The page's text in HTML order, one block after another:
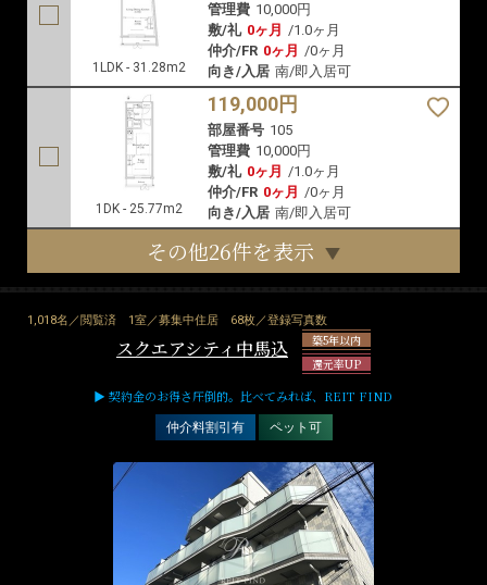
1LDK - 31.28m2
管理費 10,000円
敷/礼 0ヶ月 /1.0ヶ月
仲介/FR 0ヶ月 /0ヶ月
向き/入居 南/即入居可
1DK - 25.77m2
119,000円
部屋番号 105
管理費 10,000円
敷/礼 0ヶ月 /1.0ヶ月
仲介/FR 0ヶ月 /0ヶ月
向き/入居 南/即入居可
その他26件を表示
1,018名／閲覧済 1室／募集中住居 68枚／登録写真数
スクエアシティ中馬込
築5年以内
還元率UP
▶ 契約金のお得さ圧倒的。比べてみれば、REIT FIND
仲介料割引有 ペット可